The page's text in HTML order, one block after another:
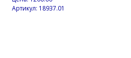
Артикул: 18937.01